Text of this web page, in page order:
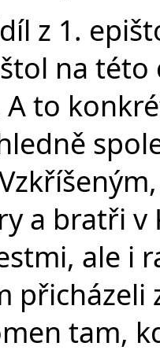
z 1.
na této
to
a bratři
ale i
přicházeli
tam,